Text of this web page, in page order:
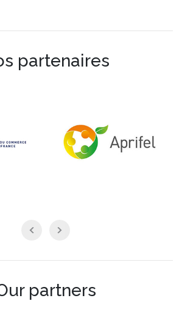
partenaires
partners